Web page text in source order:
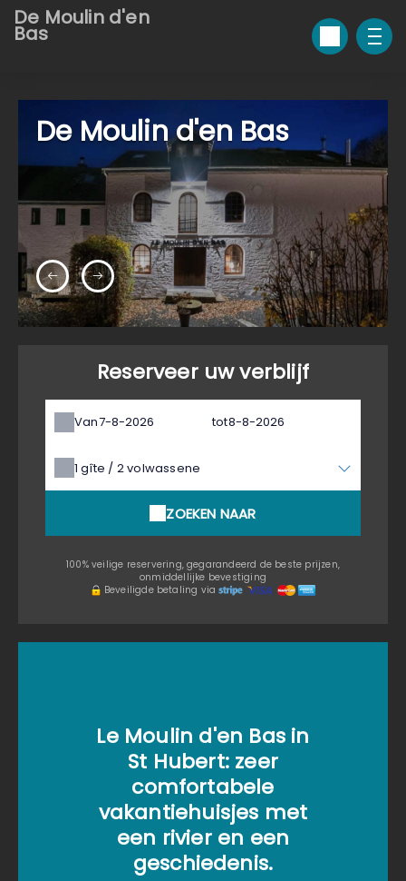
De Moulin d'en
Bas
De Moulin d'en Bas
Reserveer uw verblijf
Van tot
1gîte / 2volwassene
ZOEKEN NAAR
100% veilige reservering, gegarandeerd de beste prijzen,
onmiddellijke bevestiging
Beveiligde betaling via
Le Moulin d'en Bas in
St Hubert: zeer
comfortabele
vakantiehuisjes met
een rivier en een
geschiedenis.